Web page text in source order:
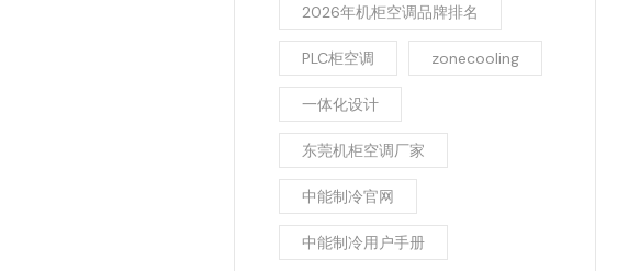
2026年机柜空调品牌排名
PLC柜空调 zonecooling
一体化设计
东莞机柜空调厂家
中能制冷官网
中能制冷用户手册